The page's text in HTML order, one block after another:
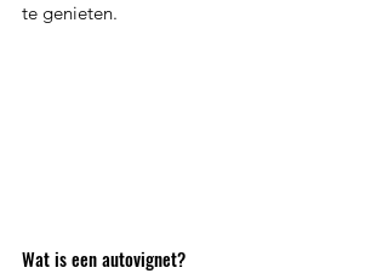
te genieten.
Wat is een autovignet?